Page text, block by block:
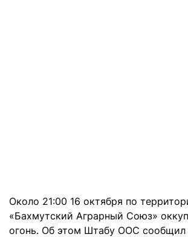
Около 21:00 16 октября по
«Бахмутский Аграрный Союз»
огонь. Об этом Штабу ООС сообщил